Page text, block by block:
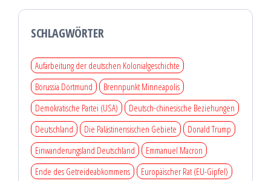
SCHLAGWÖRTER
Aufarbeitung der deutschen Kolonialgeschichte
Borussia Dortmund
Brennpunkt Minneapolis
Demokratische Partei (USA)
Deutsch-chinesische Beziehungen
Deutschland
Die Palästinensischen Gebiete
Donald Trump
Einwanderungsland Deutschland
Emmanuel Macron
Ende des Getreideabkommens
Europäischer Rat (EU-Gipfel)